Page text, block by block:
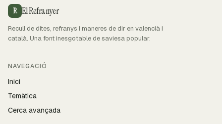
R El Refranyer
Recull de dites, refranys i maneres de dir en valencià i
català. Una font inesgotable de saviesa popular.
NAVEGACIÓ
Inici
Temàtica
Cerca avançada